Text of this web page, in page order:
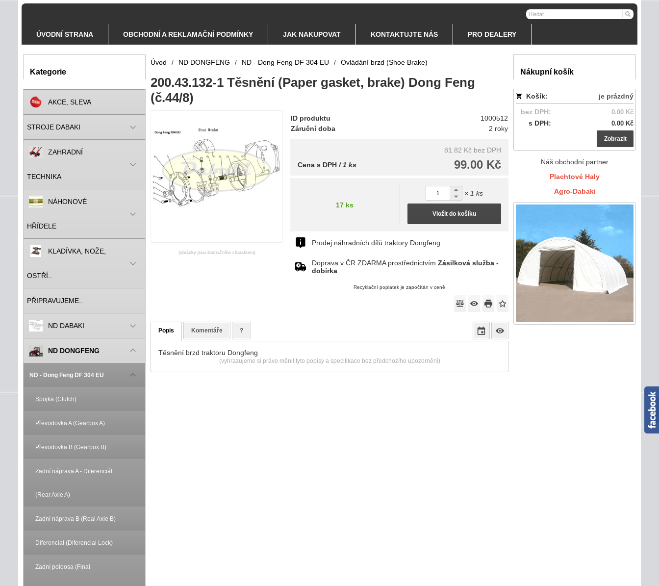
ÚVODNÍ STRANA OBCHODNÍ A REKLAMAČNÍ PODMÍNKY JAK NAKUPOVAT KONTAKTUJTE NÁS PRO DEALERY
Kategorie
AKCE, SLEVA
STROJE DABAKI
ZAHRADNÍ
TECHNIKA
NÁHONOVÉ
HŘÍDELE
KLADÍVKA, NOŽE,
OSTŘÍ..
PŘIPRAVUJEME..
ND DABAKI
ND DONGFENG
ND - Dong Feng DF 304 EU
Spojka (Clutch)
Převodovka A (Gearbox A)
Převodovka B (Gearbox B)
Zadní náprava A - Diferenciál
(Rear Axle A)
Zadní náprava B (Real Axle B)
Diferencial (Diferencial Lock)
Zadní poloosa (Final
Nákupní košík
Košík:
je prázdný
bez DPH:
0.00 Kč
s DPH: 0.00 Kč
Zobrazit
Náš obchodní partner
Plachtové Haly
Agro-Dabaki
Úvod / ND DONGFENG / ND - Dong Feng DF 304 EU / Ovládání brzd (Shoe Brake)
200.43.132-1 Těsnění (Paper gasket, brake) Dong Feng
(č.44/8)
(obrázky jsou ilustračního charakteru)
ID produktu
1000512
Záruční doba
2 roky
81.82 Kč bez DPH
99.00 Kč
Cena s DPH / 1 ks
17 ks
× 1 ks
Vložit do košíku
Prodej náhradních dílů traktory Dongfeng
Doprava v ČR ZDARMA prostřednictvím Zásilková služba -
dobírka
Recyklační poplatek je započítán v ceně
Popis Komentáře ?
Těsnění brzd traktoru Dongfeng
(vyhrazujeme si právo měnit tyto popisy a specifikace bez předchozího upozornění)